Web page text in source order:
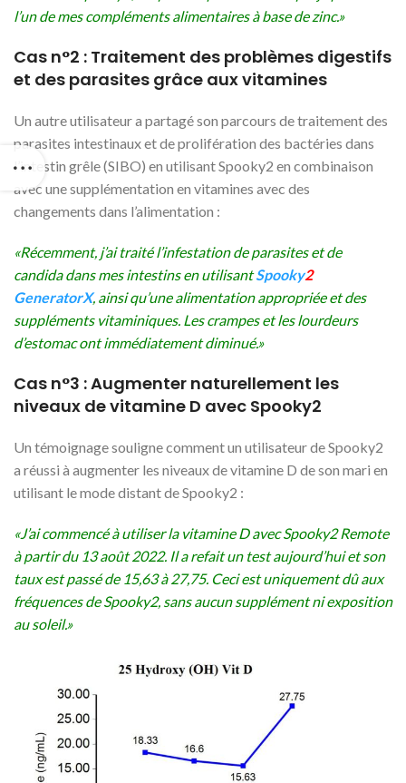
l’un de mes compléments alimentaires à base de zinc.»
Cas n°2 : Traitement des problèmes digestifs
et des parasites grâce aux vitamines
Un autre utilisateur a partagé son parcours de traitement des
parasites intestinaux et de prolifération des bactéries dans
l’intestin grêle (SIBO) en utilisant Spooky2 en combinaison
avec une supplémentation en vitamines avec des
changements dans l’alimentation :
«Récemment, j’ai traité l’infestation de parasites et de
candida dans mes intestins en utilisantSpooky2
GeneratorX, ainsi qu’une alimentation appropriée et des
suppléments vitaminiques. Les crampes et les lourdeurs
d’estomac ont immédiatement diminué.»
Cas n°3 : Augmenter naturellement les
niveaux de vitamine D avec Spooky2
Un témoignage souligne comment un utilisateur de Spooky2
a réussi à augmenter les niveaux de vitamine D de son mari en
utilisant le mode distant de Spooky2 :
«J’ai commencé à utiliser la vitamine D avec Spooky2 Remote
à partir du 13 août 2022. Il a refait un test aujourd’hui et son
taux est passé de 15,63 à 27,75. Ceci est uniquement dû aux
fréquences de Spooky2, sans aucun supplément ni exposition
au soleil.»